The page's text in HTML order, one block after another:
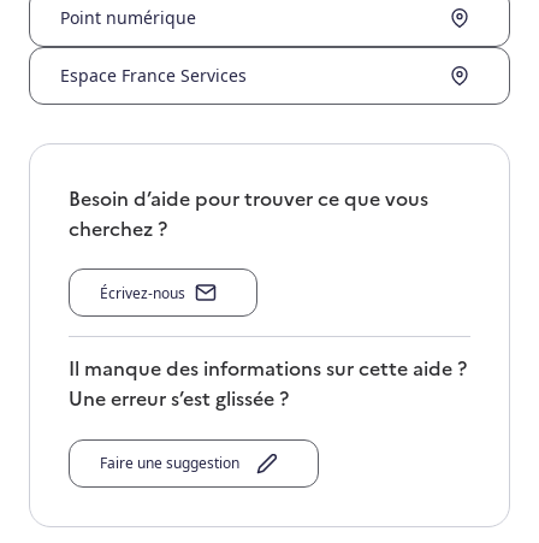
Point numérique
Espace France Services
Besoin d’aide pour trouver ce que vous
cherchez ?
Écrivez-nous
Il manque des informations sur cette aide ?
Une erreur s’est glissée ?
Faire une suggestion